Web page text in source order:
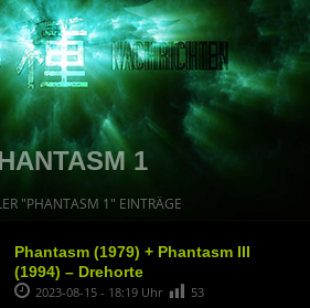
1
"PHANTASM 1" EINTRÄGE
Phantasm (1979) + Phantasm III
(1994) – Drehorte
2023-08-15 - 18:19 Uhr 53